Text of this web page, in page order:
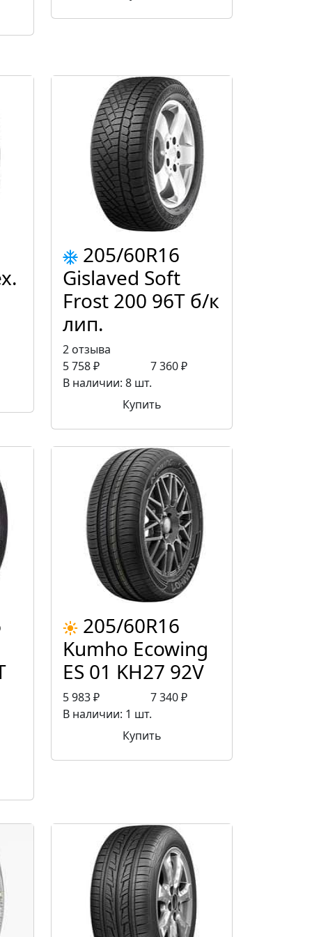
205/60R16
Gislaved Soft
Frost 200 96T б/к
лип.
2 отзыва
5 758 ₽
7 360 ₽
В наличии: 8 шт.
Купить
205/60R16
Kumho Ecowing
ES 01 KH27 92V
5 983 ₽
7 340 ₽
В наличии: 1 шт.
Купить